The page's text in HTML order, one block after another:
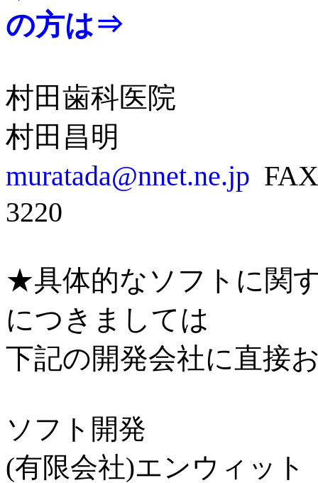
の方は⇒
村田歯科医院
村田昌明
muratada@nnet.ne.jp
3220
★具体的なソフトに関
につきましては
下記の開発会社に直接
ソフト開発
(有限会社)エンウィット